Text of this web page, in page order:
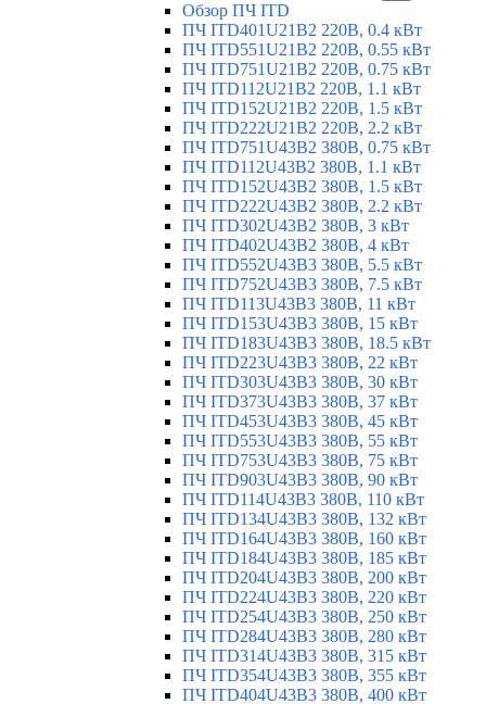
Обзор ПЧ ITD
ПЧ ITD401U21B2 220В, 0.4 кВт
ПЧ ITD551U21B2 220В, 0.55 кВт
ПЧ ITD751U21B2 220В, 0.75 кВт
ПЧ ITD112U21B2 220В, 1.1 кВт
ПЧ ITD152U21B2 220В, 1.5 кВт
ПЧ ITD222U21B2 220В, 2.2 кВт
ПЧ ITD751U43B2 380В, 0.75 кВт
ПЧ ITD112U43B2 380В, 1.1 кВт
ПЧ ITD152U43B2 380В, 1.5 кВт
ПЧ ITD222U43B2 380В, 2.2 кВт
ПЧ ITD302U43B2 380В, 3 кВт
ПЧ ITD402U43B2 380В, 4 кВт
ПЧ ITD552U43B3 380В, 5.5 кВт
ПЧ ITD752U43B3 380В, 7.5 кВт
ПЧ ITD113U43B3 380В, 11 кВт
ПЧ ITD153U43B3 380В, 15 кВт
ПЧ ITD183U43B3 380В, 18.5 кВт
ПЧ ITD223U43B3 380В, 22 кВт
ПЧ ITD303U43B3 380В, 30 кВт
ПЧ ITD373U43B3 380В, 37 кВт
ПЧ ITD453U43B3 380В, 45 кВт
ПЧ ITD553U43B3 380В, 55 кВт
ПЧ ITD753U43B3 380В, 75 кВт
ПЧ ITD903U43B3 380В, 90 кВт
ПЧ ITD114U43B3 380В, 110 кВт
ПЧ ITD134U43B3 380В, 132 кВт
ПЧ ITD164U43B3 380В, 160 кВт
ПЧ ITD184U43B3 380В, 185 кВт
ПЧ ITD204U43B3 380В, 200 кВт
ПЧ ITD224U43B3 380В, 220 кВт
ПЧ ITD254U43B3 380В, 250 кВт
ПЧ ITD284U43B3 380В, 280 кВт
ПЧ ITD314U43B3 380В, 315 кВт
ПЧ ITD354U43B3 380В, 355 кВт
ПЧ ITD404U43B3 380В, 400 кВт